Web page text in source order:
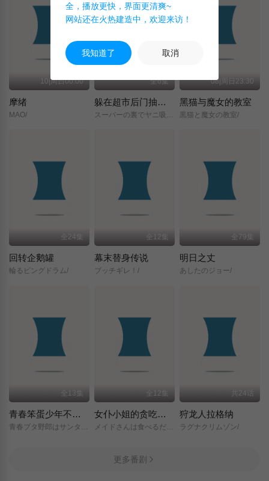
10|周日00:00
摩绪
MAO/
全6集
躲在超市后门抽烟的两人
スーパーの裏でヤニ吸うふたり/
08|周日23:30
黑猫与魔女的教室
黒猫と魔女の教室/
全24集
回转企鹅罐
輪るピングドラム/
全12集
幕末替身传说
ブッチギレ！/
全79集
明日之丈
あしたのジョー/
全13集
青春笨蛋少年不做圣诞服女郎的梦
全12集
女仆小姐的贪吃日常
メイドさんは食べるだけ/
共24话
狩龙人拉格纳
ラグナクリムゾン/
更多番剧
全，播放更快，界面更清爽~
网站还在火热建造中，欢迎来访！
我知道了 取消